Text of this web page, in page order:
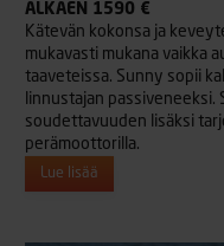
ALKAEN 1590 €
Kätevän kokonsa ja
mukavasti mukana vaikka
taaveteissa. Sunny sopii
linnustajan
soudettavuuden lisäksi
perämoottorilla.
Lue lisää